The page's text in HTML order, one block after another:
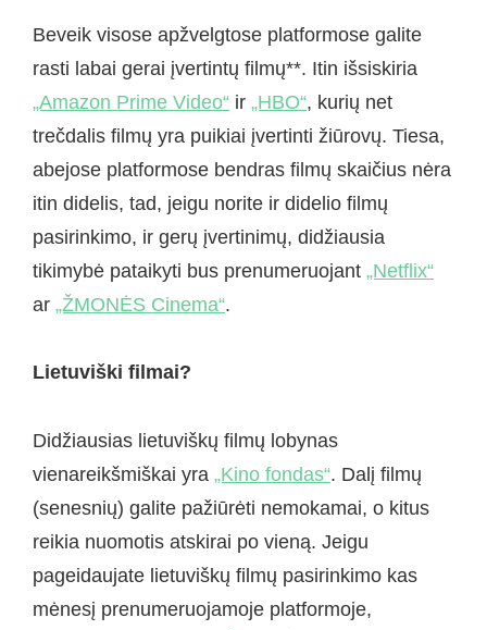
Beveik visose apžvelgtose platformose galite
rasti labai gerai įvertintų filmų**. Itin išsiskiria
„Amazon Prime Video“ ir „HBO“, kurių net
trečdalis filmų yra puikiai įvertinti žiūrovų. Tiesa,
abejose platformose bendras filmų skaičius nėra
itin didelis, tad, jeigu norite ir didelio filmų
pasirinkimo, ir gerų įvertinimų, didžiausia
tikimybė pataikyti bus prenumeruojant „Netflix“
ar „ŽMONĖS Cinema“.
Lietuviški filmai?
Didžiausias lietuviškų filmų lobynas
vienareikšmiškai yra „Kino fondas“. Dalį filmų
(senesnių) galite pažiūrėti nemokamai, o kitus
reikia nuomotis atskirai po vieną. Jeigu
pageidaujate lietuviškų filmų pasirinkimo kas
mėnesį prenumeruojamoje platformoje,